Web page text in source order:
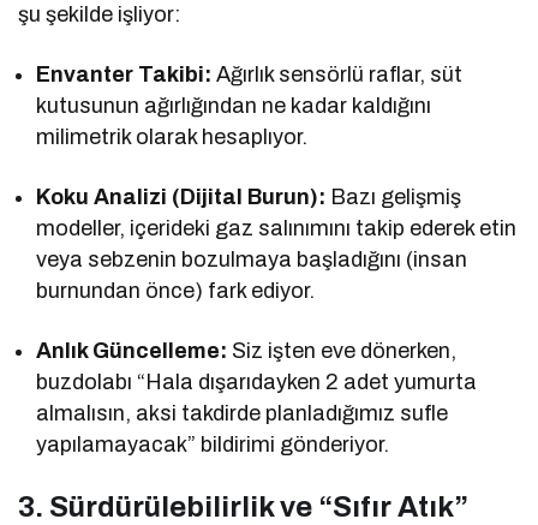
şu şekilde işliyor:
Envanter Takibi: Ağırlık sensörlü raflar, süt
kutusunun ağırlığından ne kadar kaldığını
milimetrik olarak hesaplıyor.
Koku Analizi (Dijital Burun): Bazı gelişmiş
modeller, içerideki gaz salınımını takip ederek etin
veya sebzenin bozulmaya başladığını (insan
burnundan önce) fark ediyor.
Anlık Güncelleme: Siz işten eve dönerken,
buzdolabı “Hala dışarıdayken 2 adet yumurta
almalısın, aksi takdirde planladığımız sufle
yapılamayacak” bildirimi gönderiyor.
3. Sürdürülebilirlik ve “Sıfır Atık”